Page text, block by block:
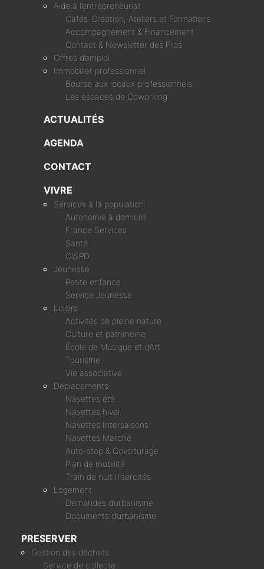
Aide à l’entrepreneuriat
Cafés-Création, Ateliers et Formations
Accompagnement & Financement
Contact & Newsletter des Pros
Offres d’emploi
Immobilier professionnel
Bourse aux locaux professionnels
Les espaces de Coworking
ACTUALITÉS
AGENDA
CONTACT
VIVRE
Services à la population
Autonomie à domicile
France Services
Santé
CISPD
Jeunesse
Petite enfance
Service Jeunesse
Loisirs
Activités de pleine nature
Culture et patrimoine
École de Musique et d’Art
Tourisme
Vie associative
Déplacements
Navettes été
Navettes hiver
Navettes Intersaisons
Navettes Marché
Auto-stop & Covoiturage
Plan de mobilité
Train de nuit Intercités
Logement
Demandes d’urbanisme
Documents d’urbanisme
PRESERVER
Gestion des déchets
Service de collecte